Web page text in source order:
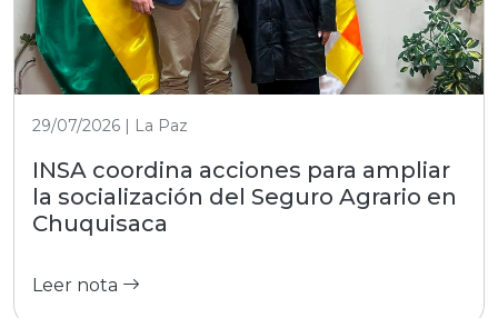
29/07/2026 | La Paz
INSA coordina acciones para ampliar
la socialización del Seguro Agrario en
Chuquisaca
Leer nota